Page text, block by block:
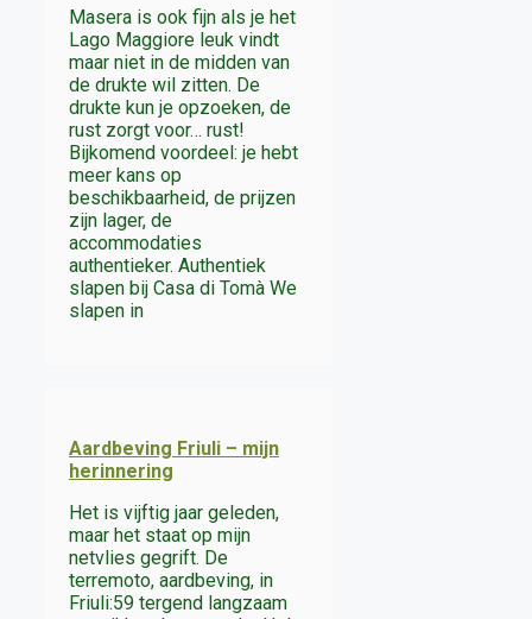
Masera is ook fijn als je het
Lago Maggiore leuk vindt
maar niet in de midden van
de drukte wil zitten. De
drukte kun je opzoeken, de
rust zorgt voor… rust!
Bijkomend voordeel: je hebt
meer kans op
beschikbaarheid, de prijzen
zijn lager, de
accommodaties
authentieker. Authentiek
slapen bij Casa di Tomà We
slapen in
Aardbeving Friuli – mijn
herinnering
Het is vijftig jaar geleden,
maar het staat op mijn
netvlies gegrift. De
terremoto, aardbeving, in
Friuli:59 tergend langzaam